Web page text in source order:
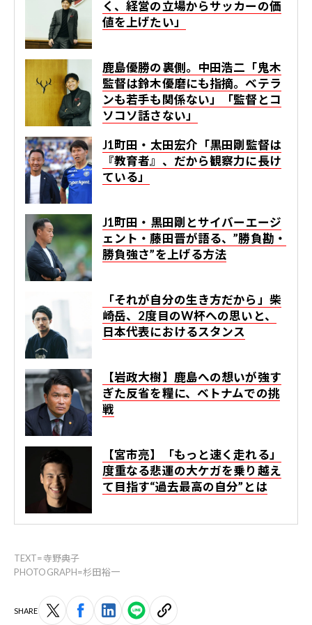
く、経営の立場からサッカーの価
値を上げたい」
鹿島優勝の裏側。中田浩二「鬼木
監督は鈴木優磨にも指摘。ベテラ
ンも若手も関係ない」「監督とコ
ソコソ話さない」
J1町田・太田宏介「黒田剛監督は
『教育者』、だから観察力に長け
ている」
J1町田・黒田剛とサイバーエージ
ェント・藤田晋が語る、”勝負勘・
勝負強さ”を上げる方法
「それが自分の生き方だから」柴
崎岳、2度目のW杯への思いと、
日本代表におけるスタンス
【岩政大樹】鹿島への想いが強す
ぎた反省を糧に、ベトナムでの挑
戦
【宮市亮】「もっと速く走れる」
度重なる悲運の大ケガを乗り越え
て目指す“過去最高の自分”とは
TEXT=寺野典子
PHOTOGRAPH=杉田裕一
SHARE